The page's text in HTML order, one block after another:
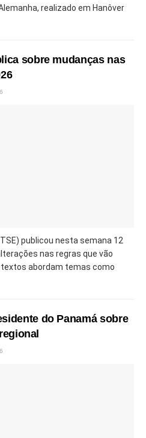
realizado em Hanôver
sobre mudanças nas
publicou nesta semana 12
nas regras que vão
abordam temas como
do Panamá sobre